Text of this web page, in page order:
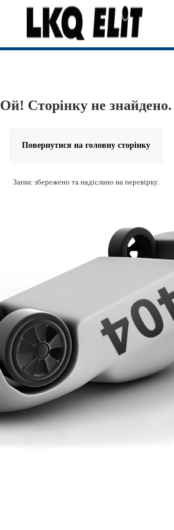
Ой! Сторінку не знайдено.
Повернутися на головну сторінку
Запис збережено та надіслано на перевірку.